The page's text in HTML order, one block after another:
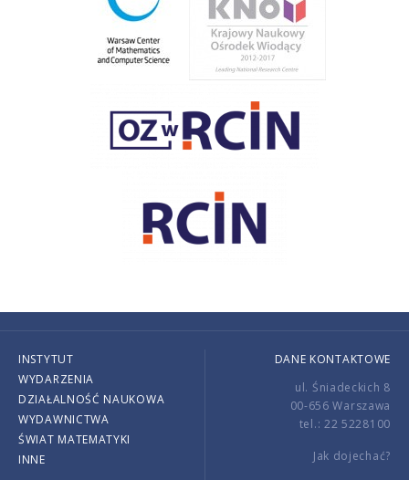
INSTYTUT
WYDARZENIA
DZIAŁALNOŚĆ NAUKOWA
WYDAWNICTWA
ŚWIAT MATEMATYKI
INNE
DANE KONTAKTOWE
ul. Śniadeckich 8
00-656 Warszawa
tel.: 22 5228100
Jak dojechać?